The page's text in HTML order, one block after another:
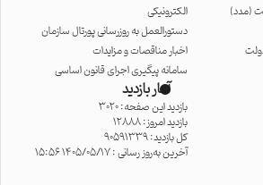
(مدد)
الکترونیکی
دستورالعمل به روزرسانی پورتال سازمان
اخبار مناقصات و مزایدات
سامانه پیگیری اجرای قانون اساسی
آمار بازدید
بازدید این صفحه: 3020
بازدید امروز: 12888
کل بازدید: 90591339
آخرین به‌روز رسانی : 1405/05/17 15:56